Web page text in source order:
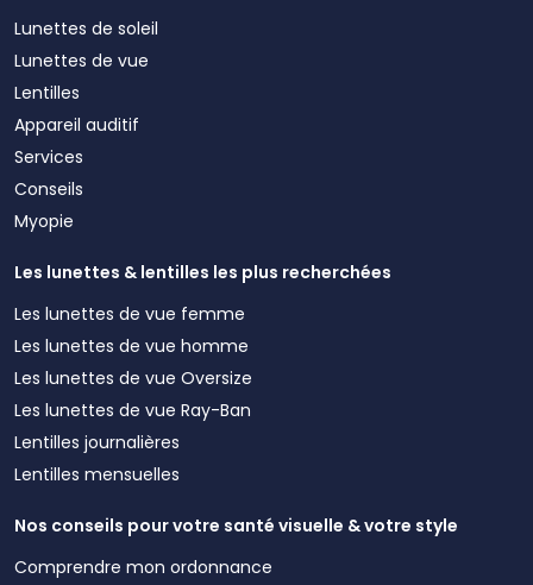
Lunettes de soleil
Lunettes de vue
Lentilles
Appareil auditif
Services
Conseils
Myopie
Les lunettes & lentilles les plus recherchées
Les lunettes de vue femme
Les lunettes de vue homme
Les lunettes de vue Oversize
Les lunettes de vue Ray-Ban
Lentilles journalières
Lentilles mensuelles
Nos conseils pour votre santé visuelle & votre style
Comprendre mon ordonnance